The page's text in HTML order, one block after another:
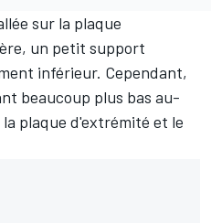
sur la plaque
un petit support
inférieur. Cependant,
beaucoup plus bas au-
plaque d'extrémité et le